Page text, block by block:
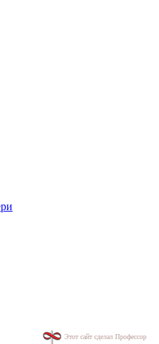
Этот сайт сделал Профессор